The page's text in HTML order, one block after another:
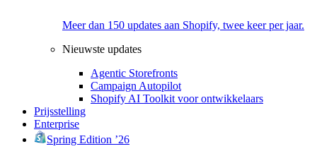
Meer dan 150 updates aan Shopify, twee keer per jaar.
Nieuwste updates
Agentic Storefronts
Campaign Autopilot
Shopify AI Toolkit voor ontwikkelaars
Prijsstelling
Enterprise
Spring Edition ’26